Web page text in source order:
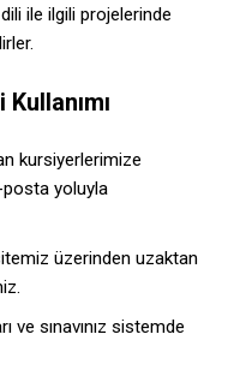
ile ilgili projelerinde
kursiyerlerimize
posta yoluyla
üzerinden uzaktan
ve sınavınız sistemde